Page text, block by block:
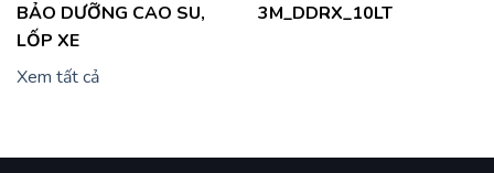
BẢO DƯỠNG CAO SU,
LỐP XE
3M_DDRX_10LT
Xem tất cả